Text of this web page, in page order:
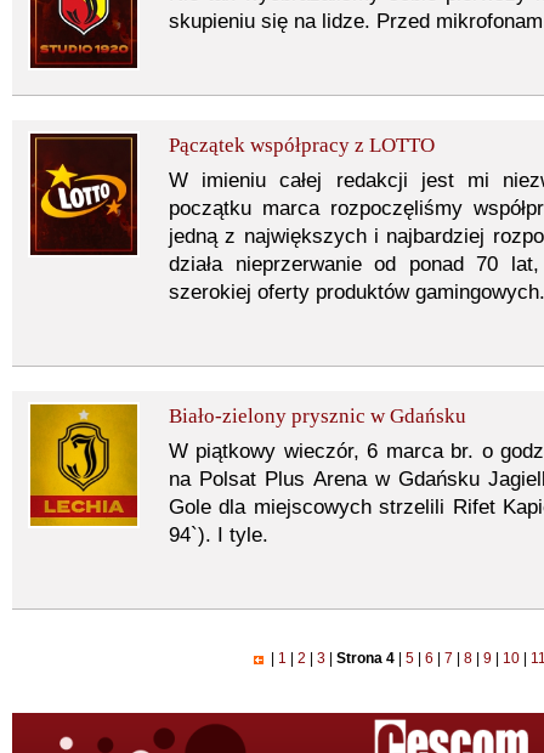
skupieniu się na lidze. Przed
Pączątek współpracy z LOTTO
W imieniu całej redakcji jest mi
początku marca rozpoczęliśmy
jedną z największych i najbardziej
działa nieprzerwanie od ponad 70
szerokiej oferty produktów gamingowych.
Biało-zielony prysznic w Gdańsku
W piątkowy wieczór, 6 marca br. o
na Polsat Plus Arena w Gdańsku
Gole dla miejscowych strzelili Rifet
94`). I tyle.
1 2 3 Strona 4 5 6 7 8 9 10